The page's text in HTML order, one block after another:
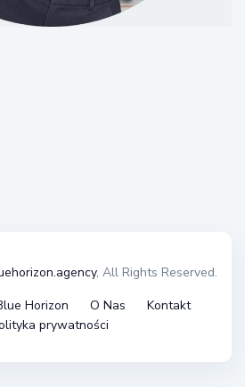
, All Rights Reserved.
Horizon
O Nas
Kontakt
prywatności